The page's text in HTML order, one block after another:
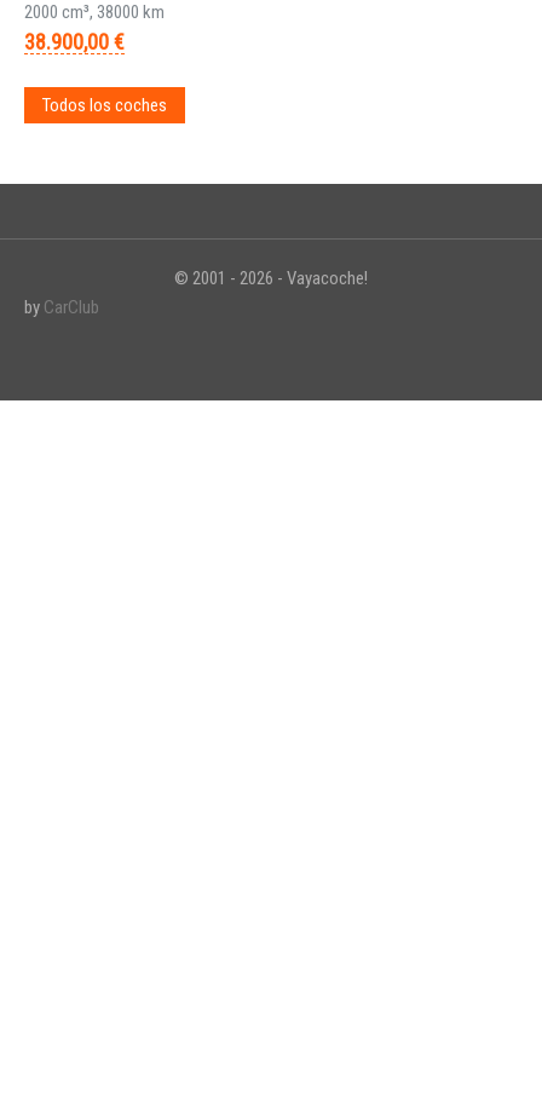
2000 cm³, 38000 km
38.900,00 €
Todos los coches
© 2001 - 2026 - Vayacoche!
by CarClub